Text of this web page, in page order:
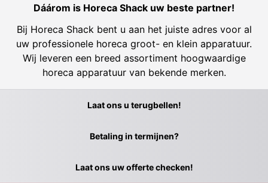
Dáárom is Horeca Shack uw beste partner!
Bij Horeca Shack bent u aan het juiste adres voor al
uw professionele horeca groot- en klein apparatuur.
Wij leveren een breed assortiment hoogwaardige
horeca apparatuur van bekende merken.
Laat ons u terugbellen!
Betaling in termijnen?
Laat ons uw offerte checken!